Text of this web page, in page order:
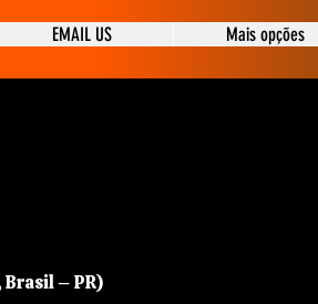
EMAIL US Mais opções
Brasil – PR)